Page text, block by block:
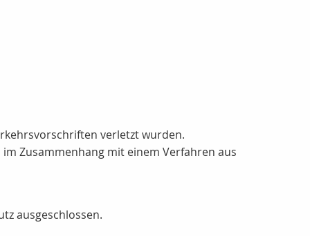
verletzt wurden.
Zusammenhang mit einem Verfahren aus
ausgeschlossen.